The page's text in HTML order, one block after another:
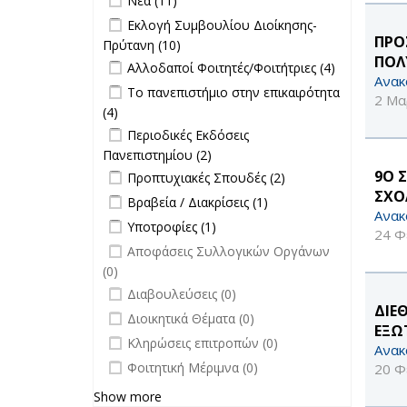
2
9Ο
24
20
Σπουδές filter
Apply Εκλογή Συμβουλίου Διοίκησης-
Πρύτανη filter
Εκλογή Συμβουλίου Διοίκησης-
Πρύτανη (10)
Διοίκησης-Πρύτανη filter
Apply Αλλοδαποί Φοιτητές/
Φοιτήτριες filter
Αλλοδαποί Φοιτητές/Φοιτήτριες (4)
Αλλοδαποί
Φοιτητές/
Apply Το πανεπιστήμιο στην
επικαιρότητα filter
Το πανεπιστήμιο στην επικαιρότητα
(4)
επικαιρότητα filter
Apply Περιοδικές Εκδόσεις
Πανεπιστημίου filter
Περιοδικές Εκδόσεις
Πανεπιστημίου (2)
Εκδόσεις
Πανεπιστημίου filter
Apply Προπτυχιακές Σπουδές filter
Προπτυχιακές Σπουδές (2)
Apply Βραβεία / Διακρίσεις filter
Βραβεία / Διακρίσεις (1)
filter
Apply Υποτροφίες filter
Υποτροφίες (1)
undefined
Αποφάσεις Συλλογικών Οργάνων
(0)
undefined
Διαβουλεύσεις (0)
undefined
Διοικητικά Θέματα (0)
undefined
Κληρώσεις επιτροπών (0)
undefined
Φοιτητική Μέριμνα (0)
Show more